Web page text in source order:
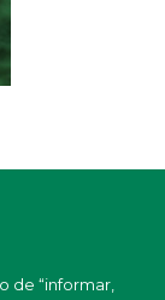
de “informar,